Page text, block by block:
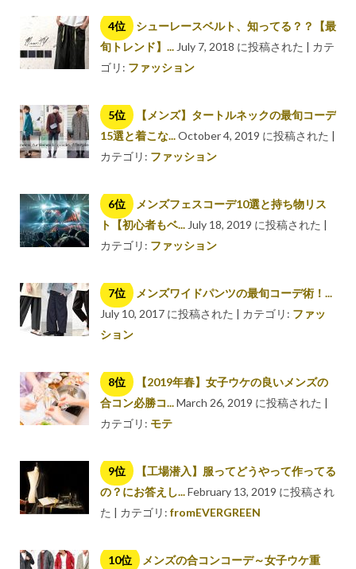
シューレースベルト、知ってる？？【最
旬トレンド】...July 7, 2018 に投稿された | カテ
ゴリ: ファッション
【メンズ】タートルネックの最旬コーデ
15選と着こな...October 4, 2019 に投稿された |
カテゴリ: ファッション
メンズフェスコーデ10選と持ち物リス
ト【初心者もベ...July 18, 2019 に投稿された |
カテゴリ: ファッション
メンズワイドパンツの最旬コーデ術！...
July 10, 2017 に投稿された | カテゴリ: ファッ
ション
【2019年春】女子ウケの良いメンズの
合コン必勝コ...March 26, 2019 に投稿された |
カテゴリ: モテ
【工場潜入】服ってどうやって作ってる
の？にお答えし...February 13, 2019 に投稿され
た | カテゴリ: fromEVERGREEN
メンズの合コンコーデ～女子ウケ重